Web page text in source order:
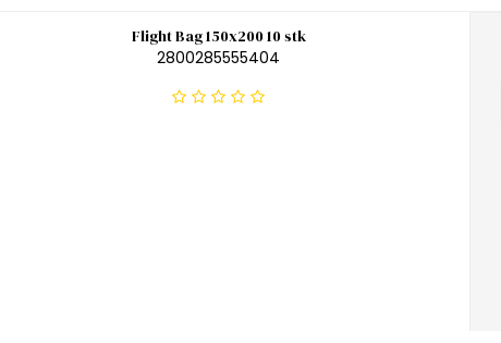
Flight Bag 150x200 10 stk
2800285555404